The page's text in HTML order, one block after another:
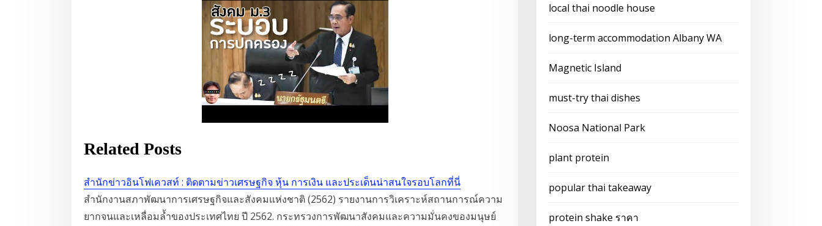
Related Posts
สำนักข่าวอินโฟเควสท์ : ติดตามข่าวเศรษฐกิจ หุ้น การเงิน และประเด็นน่าสนใจรอบโลกที่นี่
สำนักงานสภาพัฒนาการเศรษฐกิจและสังคมแห่งชาติ (2562) รายงานการวิเคราะห์สถานการณ์ความ
ยากจนและเหลื่อมล้ำของประเทศไทย ปี 2562. กระทรวงการพัฒนาสังคมและความมั่นคงของมนุษย์
local thai noodle house
long-term accommodation Albany WA
Magnetic Island
must-try thai dishes
Noosa National Park
plant protein
popular thai takeaway
protein shake ราคา